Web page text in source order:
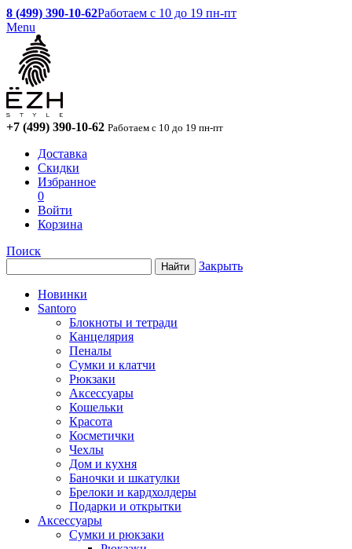
8 (499) 390-10-62Работаем с 10 до 19 пн-пт
Menu
+7 (499) 390-10-62 Работаем с 10 до 19 пн-пт
Доставка
Скидки
Избранное
0
Войти
Корзина
Поиск
Закрыть
Новинки
Santoro
Блокноты и тетради
Канцелярия
Пеналы
Сумки и клатчи
Рюкзаки
Аксессуары
Кошельки
Красота
Косметички
Чехлы
Дом и кухня
Баночки и шкатулки
Брелоки и кардхолдеры
Подарки и открытки
Аксессуары
Сумки и рюкзаки